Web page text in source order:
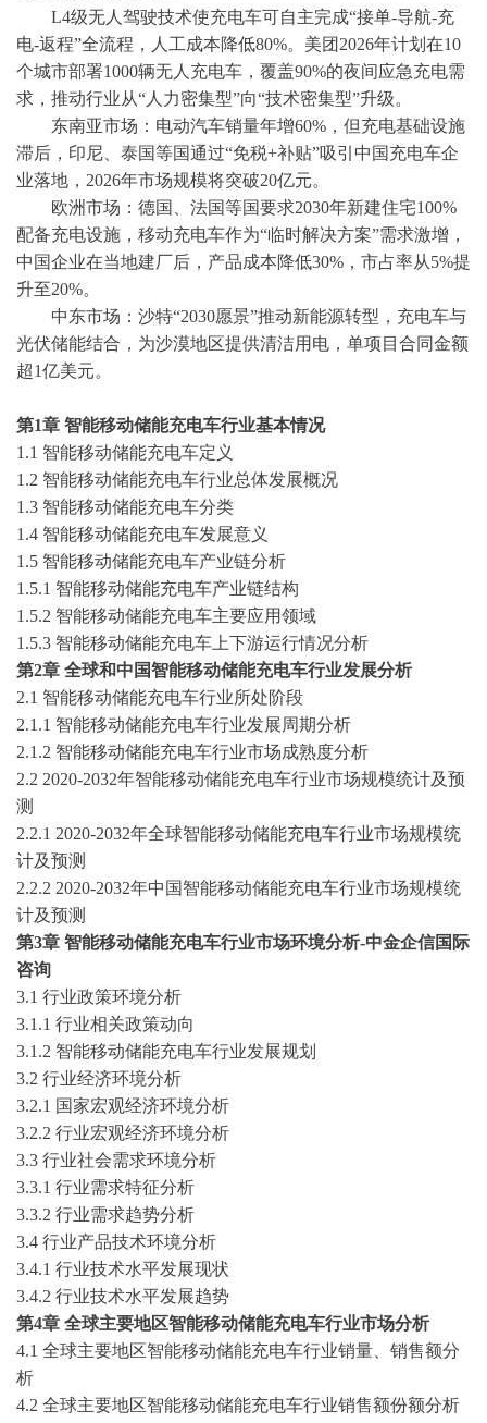
L4级无人驾驶技术使充电车可自主完成“接单-导航-充
电-返程”全流程，人工成本降低80%。美团2026年计划在10
个城市部署1000辆无人充电车，覆盖90%的夜间应急充电需
求，推动行业从“人力密集型”向“技术密集型”升级。
东南亚市场：电动汽车销量年增60%，但充电基础设施
滞后，印尼、泰国等国通过“免税+补贴”吸引中国充电车企
业落地，2026年市场规模将突破20亿元。
欧洲市场：德国、法国等国要求2030年新建住宅100%
配备充电设施，移动充电车作为“临时解决方案”需求激增，
中国企业在当地建厂后，产品成本降低30%，市占率从5%提
升至20%。
中东市场：沙特“2030愿景”推动新能源转型，充电车与
光伏储能结合，为沙漠地区提供清洁用电，单项目合同金额
超1亿美元。
第1章 智能移动储能充电车行业基本情况
1.1 智能移动储能充电车定义
1.2 智能移动储能充电车行业总体发展概况
1.3 智能移动储能充电车分类
1.4 智能移动储能充电车发展意义
1.5 智能移动储能充电车产业链分析
1.5.1 智能移动储能充电车产业链结构
1.5.2 智能移动储能充电车主要应用领域
1.5.3 智能移动储能充电车上下游运行情况分析
第2章 全球和中国智能移动储能充电车行业发展分析
2.1 智能移动储能充电车行业所处阶段
2.1.1 智能移动储能充电车行业发展周期分析
2.1.2 智能移动储能充电车行业市场成熟度分析
2.2 2020-2032年智能移动储能充电车行业市场规模统计及预
测
2.2.1 2020-2032年全球智能移动储能充电车行业市场规模统
计及预测
2.2.2 2020-2032年中国 智能移动储能充电车行业市场规模统
计及预测
第3章 智能移动储能充电车行业市场环境分析-中金企信国际
咨询
3.1 行业政策环境分析
3.1.1 行业相关政策动向
3.1.2 智能移动储能充电车行业发展规划
3.2 行业经济环境分析
3.2.1 国家宏观经济环境分析
3.2.2 行业宏观经济环境分析
3.3 行业社会需求环境分析
3.3.1 行业需求特征分析
3.3.2 行业需求趋势分析
3.4 行业产品技术环境分析
3.4.1 行业技术水平发展现状
3.4.2 行业技术水平发展趋势
第4章 全球主要地区智能移动储能充电车行业市场分析
4.1 全球主要地区智能移动储能充电车行业销量、销售额分
析
4.2 全球主要地区智能移动储能充电车行业销售额份额分析